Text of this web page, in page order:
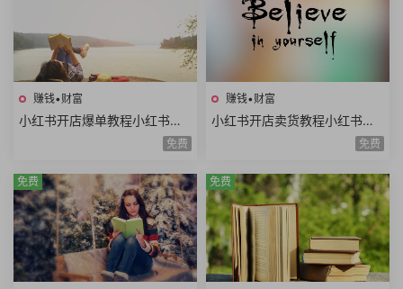
赚钱•财富
小红书开店爆单教程小红书店
铺矩阵寻找爆品淘宝选品拼多
免费
赚钱•财富
小红书开店卖货教程小红书日
常运营对标同行小红书店铺管
免费
免费 免费